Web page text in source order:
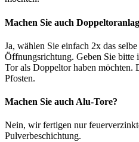
Machen Sie auch
Ja, wählen Sie einfach 2x das
Öffnungsrichtung. Geben Sie bitte
Tor als Doppeltor haben möchten.
Pfosten.
Machen Sie auch Alu-Tore?
Nein, wir fertigen nur
Pulverbeschichtung.